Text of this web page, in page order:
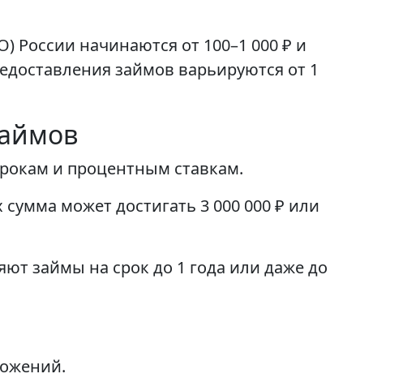
начинаются от 100–1 000 ₽ и
займов варьируются от 1
и процентным ставкам.
сумма может достигать 3 000 000 ₽ или
займы на срок до 1 года или даже до